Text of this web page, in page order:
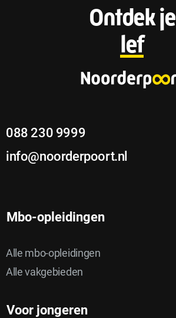
F
o
o
Ontdek je
lef
088 230 9999
info@noorderpoort.nl
Mbo-opleidingen
Alle mbo-opleidingen
Alle vakgebieden
Voor jongeren